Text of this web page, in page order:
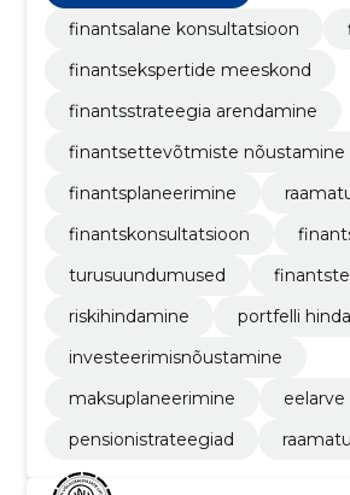
finantsalane konsultatsioon
finantsekspertide meeskond
finantsstrateegia arendamine
finantsettevõtmiste nõustamine
finantsplaneerimine
finantskonsultatsioon
turusuundumused
riskihindamine
portfelli
investeerimisnõustamine
maksuplaneerimine
pensionistrateegiad